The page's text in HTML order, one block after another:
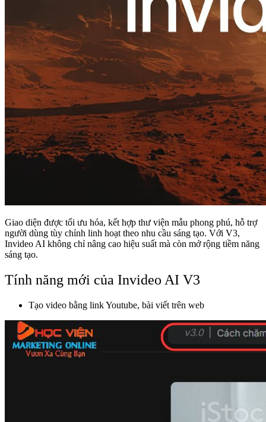
Giao diện được tối ưu hóa, kết hợp thư viện mẫu phong phú, hỗ trợ
người dùng tùy chỉnh linh hoạt theo nhu cầu sáng tạo. Với V3,
Invideo AI không chỉ nâng cao hiệu suất mà còn mở rộng tiềm năng
sáng tạo.
Tính năng mới của Invideo AI V3
Tạo video bằng link Youtube, bài viết trên web